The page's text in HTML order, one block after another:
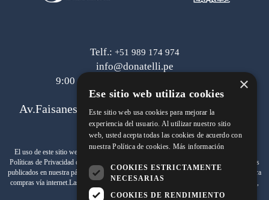
Telf.: +51 989 174 974
info@donatelli.pe
9:00 am a 6:00 pm de lunes a viernes
Av.Faisanes 420 , Urb. La Campiña , Chorrillos
El uso de este sitio web implica la aceptación de los Términos y Condiciones
Políticas de Privacidad de SAMITEX S.A. Las fotos son a modo ilustrativo.Los precios
publicados en nuestra página web
www.johnholden.comson válidos exclusivamente para
compras vía internet.Las promociones son válidas el día de hoy, stock mínimo 1 unidad,
promociones no acumulables.
×
Ese sitio web utiliza cookies
Este sitio web usa cookies para mejorar la
experiencia del usuario. Al utilizar nuestro sitio
web, usted acepta todas las cookies de acuerdo con
nuestra Política de cookies. Más información
COOKIES ESTRICTAMENTE
NECESARIAS
COOKIES DE RENDIMIENTO